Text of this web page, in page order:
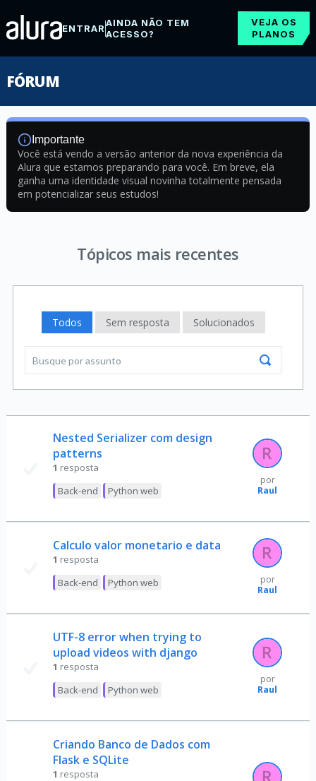
ENTRARAINDA NÃO TEM
ACESSO?
VEJA OS
PLANOS
FÓRUM
Importante
Você está vendo a versão anterior da nova experiência da
Alura que estamos preparando para você. Em breve, ela
ganha uma identidade visual novinha totalmente pensada
em potencializar seus estudos!
Tópicos mais recentes
Todos Sem resposta Solucionados
Nested Serializer com design
patterns
1 resposta
Back-end
Python web
por
Raul
Calculo valor monetario e data
1 resposta
Back-end
Python web
por
Raul
UTF-8 error when trying to
upload videos with django
1 resposta
Back-end
Python web
por
Raul
Criando Banco de Dados com
Flask e SQLite
1 resposta